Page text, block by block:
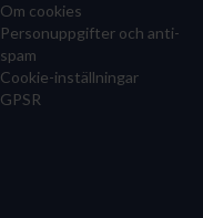
Om cookies
Personuppgifter och anti-
spam
Cookie-inställningar
GPSR